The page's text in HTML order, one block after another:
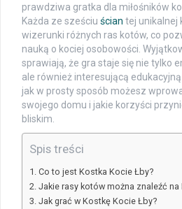
prawdziwa gratka dla miłośników
Każda ze sześciu ścian tej unikalnej
wizerunki różnych ras kotów, co
nauką o kociej osobowości.
sprawiają, że gra staje się nie tylko
ale również interesującą
jak w prosty sposób możesz
swojego domu i jakie korzyści
bliskim.
Spis treści
Co to jest Kostka Kocie Łby?
Jakie rasy kotów można znaleźć
Jak grać w Kostkę Kocie Łby?